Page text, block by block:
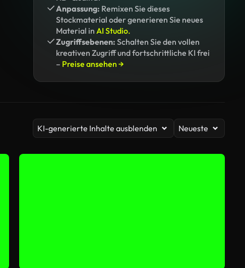
Anpassung: Remixen Sie dieses
Stockmaterial oder generieren Sie neues
Material in AI Studio.
Zugriffsebenen: Schalten Sie den vollen
kreativen Zugriff und fortschrittliche KI frei
– Preise ansehen →
KI-generierte Inhalte ausblenden Neueste